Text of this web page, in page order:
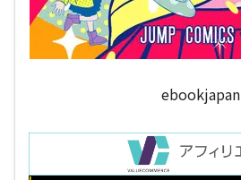
ebookjapan